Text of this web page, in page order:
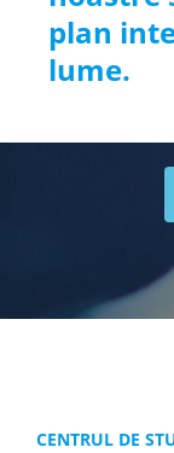
plan
lume.
CENTRUL DE